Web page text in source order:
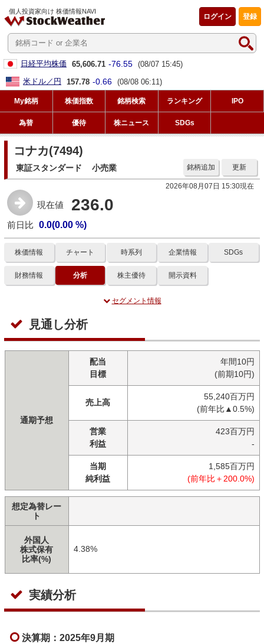
個人投資家向け 株価情報NAVI
登録
ログイン
日経平均株価 65,606.71 -76.55 (08/07 15:45)
米ドル／円
157.78 -0.66 (08/08 06:11)
My銘柄 株価指数 銘柄検索 ランキング IPO
為替 優待 株ニュース SDGs
コナカ(7494)
東証スタンダード 小売業 更新
銘柄追加
2026年08月07日 15:30現在
現在値 236.0
前日比 0.0(0.00 %)
株価情報 チャート 時系列 企業情報 SDGs
財務情報 分析 株主優待 開示資料
セグメント情報
見通し分析
通期予想
配当
目標
年間10円
(前期10円)
売上高
55,240百万円
(前年比▲0.5%)
営業
利益
423百万円
-
当期
純利益
1,585百万円
(前年比＋200.0%)
想定為替レー
ト
外国人
株式保有
比率(%)
4.38%
実績分析
決算期：2025年9月期